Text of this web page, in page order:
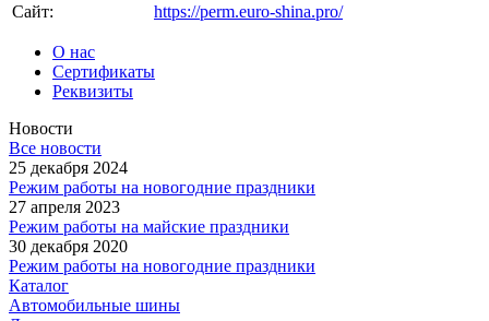
Сайт:
https://perm.euro-shina.pro/
О нас
Сертификаты
Реквизиты
Новости
Все новости
25 декабря 2024
Режим работы на новогодние праздники
27 апреля 2023
Режим работы на майские праздники
30 декабря 2020
Режим работы на новогодние праздники
Каталог
Автомобильные шины